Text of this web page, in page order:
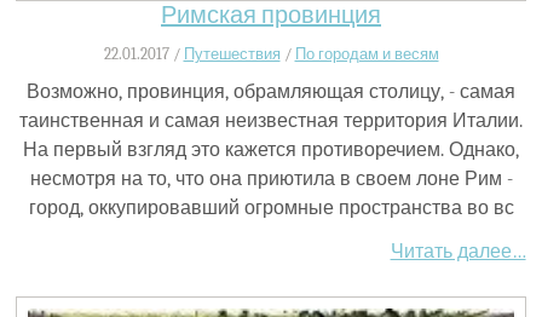
Римская провинция
22.01.2017 / Путешествия / По городам и весям
Возможно, провинция, обрамляющая столицу, - самая
таинственная и самая неизвестная территория Италии.
На первый взгляд это кажется противоречием. Однако,
несмотря на то, что она приютила в своем лоне Рим -
город, оккупировавший огромные пространства во вс
Читать далее…